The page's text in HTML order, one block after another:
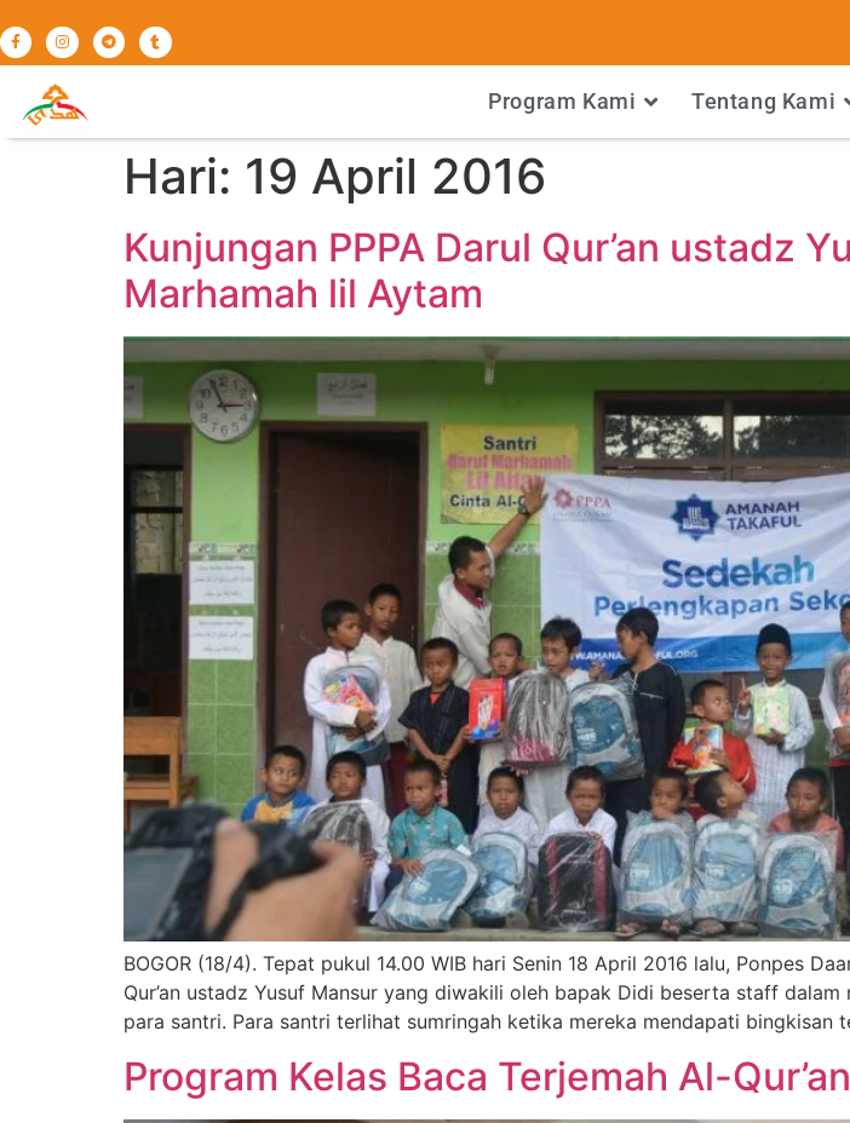
Program Kami Tentang Kami
Hari: 19 April 2016
Kunjungan PPPA Darul Qur’an ustadz
Marhamah lil Aytam
BOGOR (18/4). Tepat pukul 14.00 WIB hari Senin 18 April 2016 lalu, Ponpes
Qur’an ustadz Yusuf Mansur yang diwakili oleh bapak Didi beserta staff
para santri. Para santri terlihat sumringah ketika mereka mendapati bingkisan
Program Kelas Baca Terjemah Al-